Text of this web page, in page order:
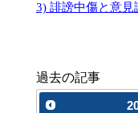
3) 誹謗中傷と意見
過去の記事